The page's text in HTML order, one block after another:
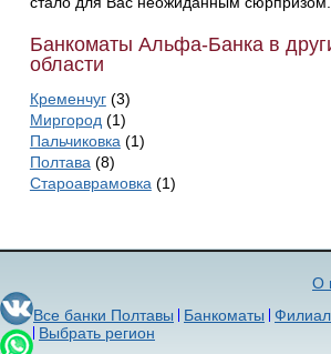
Банкоматы Альфа-Банка в
области
Кременчуг(3)
Миргород (1)
Пальчиковка (1)
Полтава (8)
Староаврамовка (1)
О
Все банки Полтавы
Банкоматы
Выбрать регион